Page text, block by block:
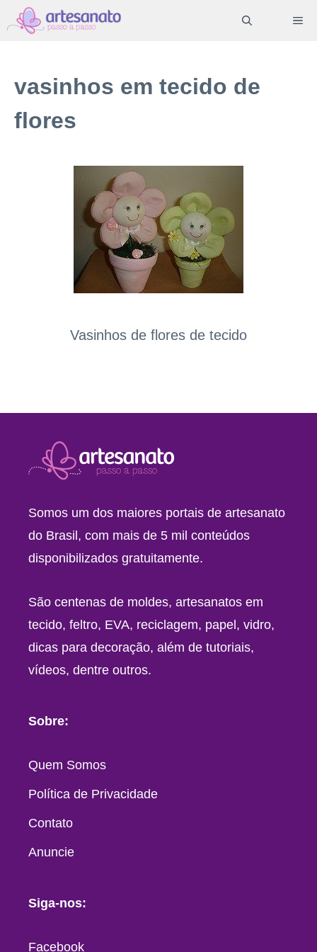
Pular
para
conteúdo
vasinhos em tecido de
flores
Vasinhos de flores de tecido
Somos um dos maiores portais de artesanato
do Brasil, com mais de 5 mil conteúdos
disponibilizados gratuitamente.
São centenas de moldes, artesanatos em
tecido, feltro, EVA, reciclagem, papel, vidro,
dicas para decoração, além de tutoriais,
vídeos, dentre outros.
Sobre:
Quem Somos
Política de Privacidade
Contato
Anuncie
Siga-nos:
Facebook